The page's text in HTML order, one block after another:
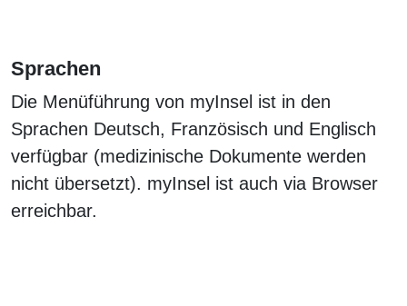
Sprachen
Die Menüführung von myInsel ist in den
Sprachen Deutsch, Französisch und Englisch
verfügbar (medizinische Dokumente werden
nicht übersetzt). myInsel ist auch via Browser
erreichbar.